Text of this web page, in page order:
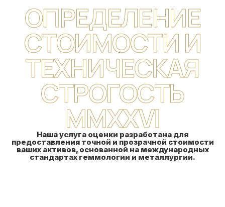
ОПРЕДЕЛЕНИЕ
СТОИМОСТИ И
ТЕХНИЧЕСКАЯ
СТРОГОСТЬ
MMXXVI
Наша услуга оценки разработана для
предоставления точной и прозрачной стоимости
ваших активов, основанной на международных
стандартах геммологии и металлургии.